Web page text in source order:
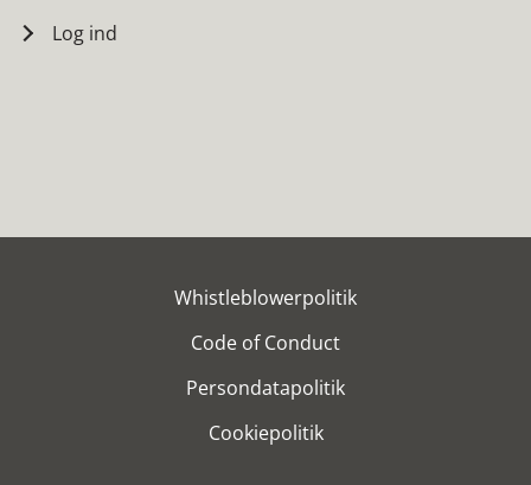
Log ind
Whistleblowerpolitik
Code of Conduct
Persondatapolitik
Cookiepolitik